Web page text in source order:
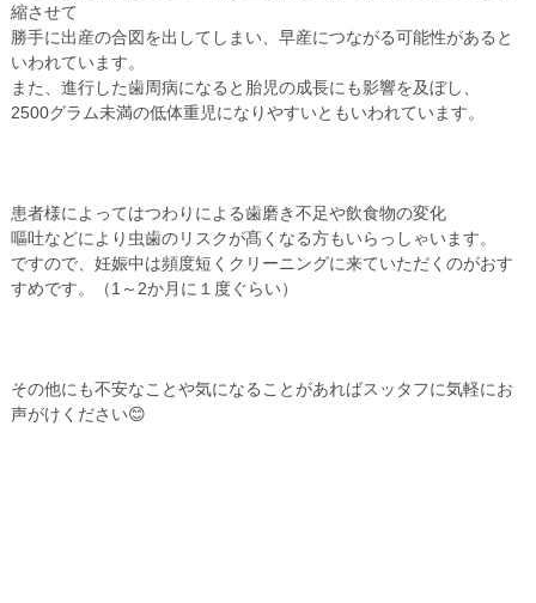
縮させて
勝手に出産の合図を出してしまい、早産につながる可能性があると
いわれています。
また、進行した歯周病になると胎児の成長にも影響を及ぼし、
2500グラム未満の低体重児になりやすいともいわれています。
患者様によってはつわりによる歯磨き不足や飲食物の変化
嘔吐などにより虫歯のリスクが髙くなる方もいらっしゃいます。
ですので、妊娠中は頻度短くクリーニングに来ていただくのがおす
すめです。（1～2か月に１度ぐらい）
その他にも不安なことや気になることがあればスッタフに気軽にお
声がけください😊